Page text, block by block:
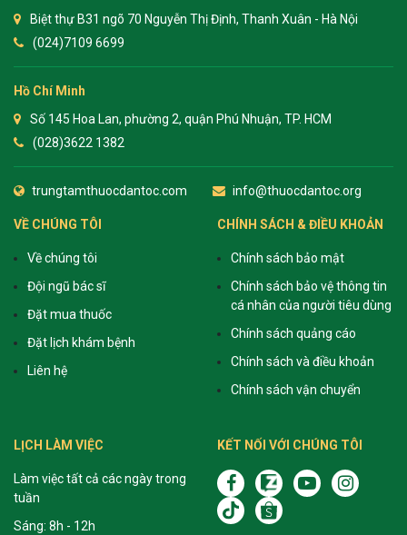
Biệt thự B31 ngõ 70 Nguyễn Thị Định, Thanh Xuân - Hà Nội
(024)7109 6699
Hồ Chí Minh
Số 145 Hoa Lan, phường 2, quận Phú Nhuận, TP. HCM
(028)3622 1382
trungtamthuocdantoc.com info@thuocdantoc.org
VỀ CHÚNG TÔI
Về chúng tôi
Đội ngũ bác sĩ
Đặt mua thuốc
Đặt lịch khám bệnh
Liên hệ
CHÍNH SÁCH & ĐIỀU KHOẢN
Chính sách bảo mật
Chính sách bảo vệ thông tin
cá nhân của người tiêu dùng
Chính sách quảng cáo
Chính sách và điều khoản
Chính sách vận chuyển
LỊCH LÀM VIỆC
Làm việc tất cả các ngày trong
tuần
Sáng: 8h - 12h
KẾT NỐI VỚI CHÚNG TÔI